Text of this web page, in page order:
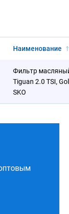
Наименование
Фильтр
Tiguan 2.0 TSI,
SKO